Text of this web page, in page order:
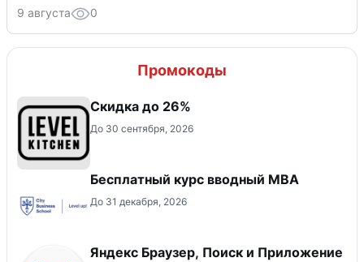
9 августа 0
Промокоды
Скидка до 26%
До 30 сентября, 2026
Бесплатный курс вводный МВА
До 31 декабря, 2026
Яндекс Браузер, Поиск и Приложение